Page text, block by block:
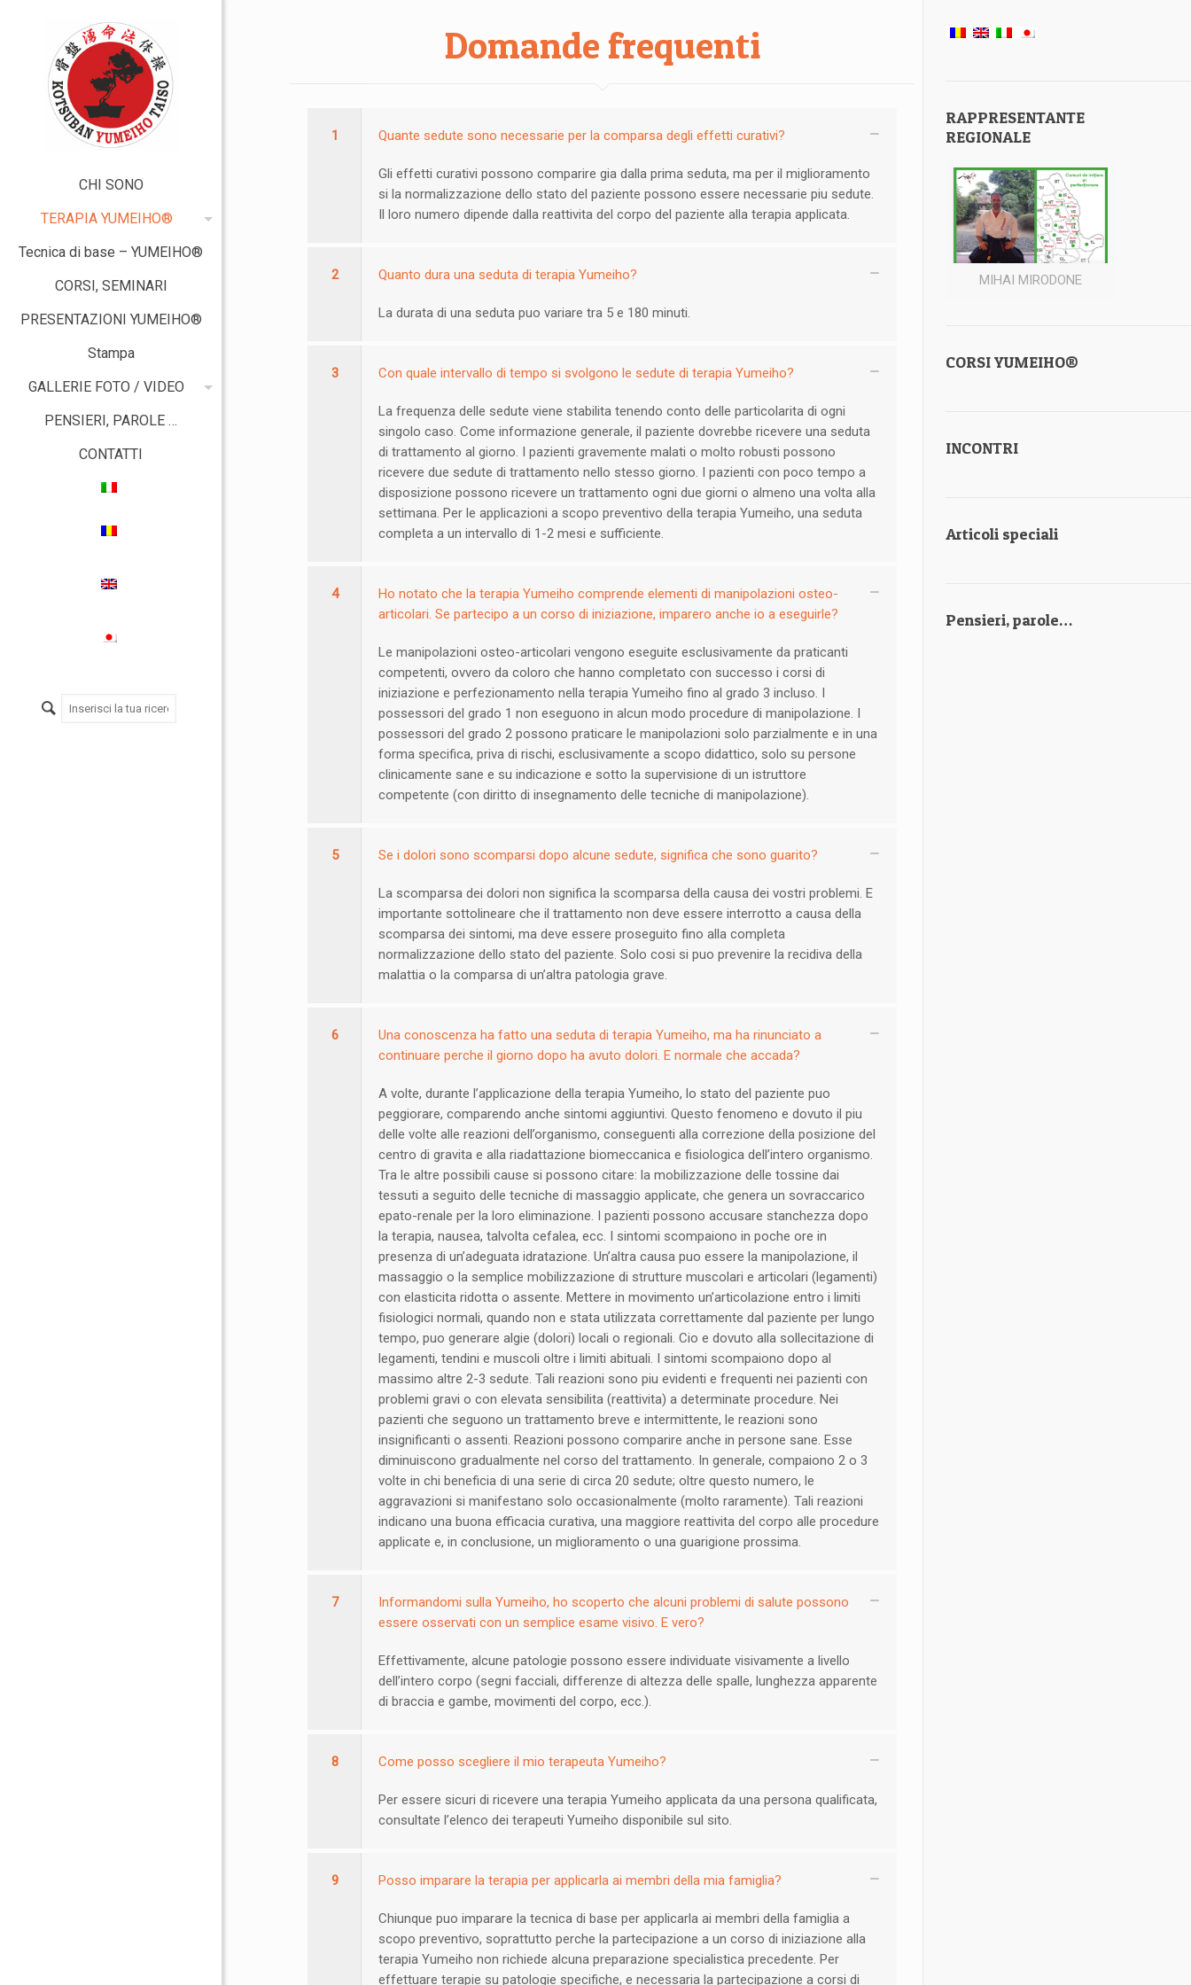
CHI SONO
TERAPIA YUMEIHO®
Tecnica di base – YUMEIHO®
CORSI, SEMINARI
PRESENTAZIONI YUMEIHO®
Stampa
GALLERIE FOTO / VIDEO
PENSIERI, PAROLE …
CONTATTI
Domande frequenti
1 Quante sedute sono necessarie per la comparsa degli effetti curativi?
Gli effetti curativi possono comparire gia dalla prima seduta, ma per il miglioramento
si la normalizzazione dello stato del paziente possono essere necessarie piu sedute.
Il loro numero dipende dalla reattivita del corpo del paziente alla terapia applicata.
2 Quanto dura una seduta di terapia Yumeiho?
La durata di una seduta puo variare tra 5 e 180 minuti.
3 Con quale intervallo di tempo si svolgono le sedute di terapia Yumeiho?
La frequenza delle sedute viene stabilita tenendo conto delle particolarita di ogni
singolo caso. Come informazione generale, il paziente dovrebbe ricevere una seduta
di trattamento al giorno. I pazienti gravemente malati o molto robusti possono
ricevere due sedute di trattamento nello stesso giorno. I pazienti con poco tempo a
disposizione possono ricevere un trattamento ogni due giorni o almeno una volta alla
settimana. Per le applicazioni a scopo preventivo della terapia Yumeiho, una seduta
completa a un intervallo di 1-2 mesi e sufficiente.
4
Ho notato che la terapia Yumeiho comprende elementi di manipolazioni osteo-
articolari. Se partecipo a un corso di iniziazione, imparero anche io a eseguirle?
Le manipolazioni osteo-articolari vengono eseguite esclusivamente da praticanti
competenti, ovvero da coloro che hanno completato con successo i corsi di
iniziazione e perfezionamento nella terapia Yumeiho fino al grado 3 incluso. I
possessori del grado 1 non eseguono in alcun modo procedure di manipolazione. I
possessori del grado 2 possono praticare le manipolazioni solo parzialmente e in una
forma specifica, priva di rischi, esclusivamente a scopo didattico, solo su persone
clinicamente sane e su indicazione e sotto la supervisione di un istruttore
competente (con diritto di insegnamento delle tecniche di manipolazione).
5 Se i dolori sono scomparsi dopo alcune sedute, significa che sono guarito?
La scomparsa dei dolori non significa la scomparsa della causa dei vostri problemi. E
importante sottolineare che il trattamento non deve essere interrotto a causa della
scomparsa dei sintomi, ma deve essere proseguito fino alla completa
normalizzazione dello stato del paziente. Solo cosi si puo prevenire la recidiva della
malattia o la comparsa di un’altra patologia grave.
6
Una conoscenza ha fatto una seduta di terapia Yumeiho, ma ha rinunciato a
continuare perche il giorno dopo ha avuto dolori. E normale che accada?
A volte, durante l’applicazione della terapia Yumeiho, lo stato del paziente puo
peggiorare, comparendo anche sintomi aggiuntivi. Questo fenomeno e dovuto il piu
delle volte alle reazioni dell’organismo, conseguenti alla correzione della posizione del
centro di gravita e alla riadattazione biomeccanica e fisiologica dell’intero organismo.
Tra le altre possibili cause si possono citare: la mobilizzazione delle tossine dai
tessuti a seguito delle tecniche di massaggio applicate, che genera un sovraccarico
epato-renale per la loro eliminazione. I pazienti possono accusare stanchezza dopo
la terapia, nausea, talvolta cefalea, ecc. I sintomi scompaiono in poche ore in
presenza di un’adeguata idratazione. Un’altra causa puo essere la manipolazione, il
massaggio o la semplice mobilizzazione di strutture muscolari e articolari (legamenti)
con elasticita ridotta o assente. Mettere in movimento un’articolazione entro i limiti
fisiologici normali, quando non e stata utilizzata correttamente dal paziente per lungo
tempo, puo generare algie (dolori) locali o regionali. Cio e dovuto alla sollecitazione di
legamenti, tendini e muscoli oltre i limiti abituali. I sintomi scompaiono dopo al
massimo altre 2-3 sedute. Tali reazioni sono piu evidenti e frequenti nei pazienti con
problemi gravi o con elevata sensibilita (reattivita) a determinate procedure. Nei
pazienti che seguono un trattamento breve e intermittente, le reazioni sono
insignificanti o assenti. Reazioni possono comparire anche in persone sane. Esse
diminuiscono gradualmente nel corso del trattamento. In generale, compaiono 2 o 3
volte in chi beneficia di una serie di circa 20 sedute; oltre questo numero, le
aggravazioni si manifestano solo occasionalmente (molto raramente). Tali reazioni
indicano una buona efficacia curativa, una maggiore reattivita del corpo alle procedure
applicate e, in conclusione, un miglioramento o una guarigione prossima.
7
Informandomi sulla Yumeiho, ho scoperto che alcuni problemi di salute possono
essere osservati con un semplice esame visivo. E vero?
Effettivamente, alcune patologie possono essere individuate visivamente a livello
dell’intero corpo (segni facciali, differenze di altezza delle spalle, lunghezza apparente
di braccia e gambe, movimenti del corpo, ecc.).
8 Come posso scegliere il mio terapeuta Yumeiho?
Per essere sicuri di ricevere una terapia Yumeiho applicata da una persona qualificata,
consultate l’elenco dei terapeuti Yumeiho disponibile sul sito.
9 Posso imparare la terapia per applicarla ai membri della mia famiglia?
Chiunque puo imparare la tecnica di base per applicarla ai membri della famiglia a
scopo preventivo, soprattutto perche la partecipazione a un corso di iniziazione alla
terapia Yumeiho non richiede alcuna preparazione specialistica precedente. Per
effettuare terapie su patologie specifiche, e necessaria la partecipazione a corsi di
RAPPRESENTANTE
REGIONALE
MIHAI MIRODONE
CORSI YUMEIHO®
INCONTRI
Articoli speciali
Pensieri, parole…